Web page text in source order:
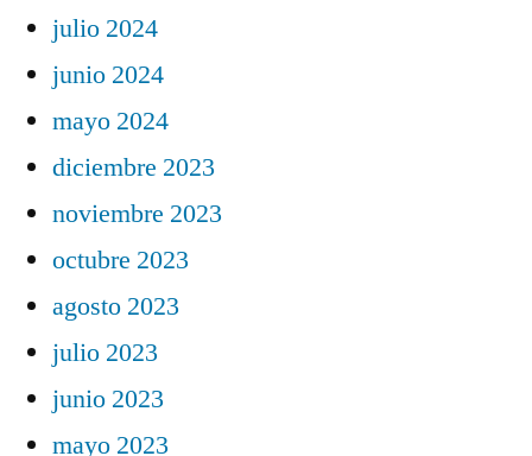
julio 2024
junio 2024
mayo 2024
diciembre 2023
noviembre 2023
octubre 2023
agosto 2023
julio 2023
junio 2023
mayo 2023